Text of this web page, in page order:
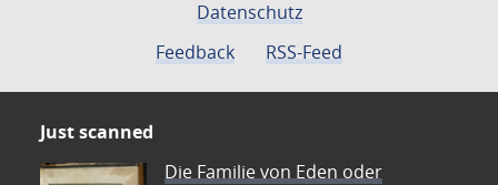
Datenschutz
Feedback
RSS-Feed
Just scanned
Die Familie von Eden oder